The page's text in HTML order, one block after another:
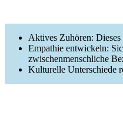
Aktives Zuhören:
Empathie entwickeln:
zwischenmenschliche
Kulturelle Unterschiede